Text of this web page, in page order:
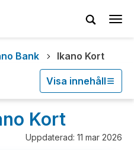
Bank Ikano Kort
Visa innehåll
Kort
Uppdaterad: 11 mar 2026